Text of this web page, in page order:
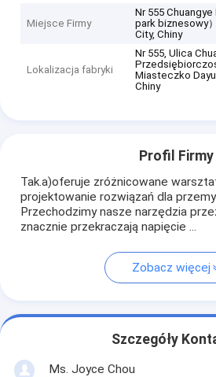
Miejsce Firmy
Nr 555
park biznesowy
City, Chiny
Lokalizacja fabryki
Nr 555, Ulica
Miasteczko
Chiny
Profil Firmy
Tak.a)oferuje zróżnicowane
projektowanie rozwiązań dla
Przechodzimy nasze narzędzia
znacznie przekraczają napięcie ...
Zobacz więcej
Szczegóły
Ms. Joyce Chou